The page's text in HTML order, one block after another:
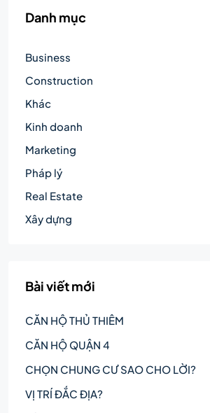
Danh mục
Business
Construction
Khác
Kinh doanh
Marketing
Pháp lý
Real Estate
Xây dựng
Bài viết mới
CĂN HỘ THỦ THIÊM
CĂN HỘ QUẬN 4
CHỌN CHUNG CƯ SAO CHO LỜI?
VỊ TRÍ ĐẮC ĐỊA?